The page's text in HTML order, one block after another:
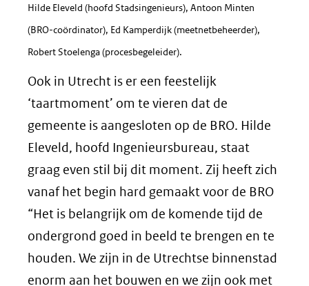
Hilde Eleveld (hoofd Stadsingenieurs), Antoon Minten
(BRO-coördinator), Ed Kamperdijk (meetnetbeheerder),
Robert Stoelenga (procesbegeleider).
Ook in Utrecht is er een feestelijk
‘taartmoment’ om te vieren dat de
gemeente is aangesloten op de BRO. Hilde
Eleveld, hoofd Ingenieursbureau, staat
graag even stil bij dit moment. Zij heeft zich
vanaf het begin hard gemaakt voor de BRO
“Het is belangrijk om de komende tijd de
ondergrond goed in beeld te brengen en te
houden. We zijn in de Utrechtse binnenstad
enorm aan het bouwen en we zijn ook met